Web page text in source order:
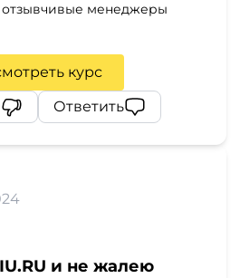
отзывчивые менеджеры
курс
Ответить
и не жалею